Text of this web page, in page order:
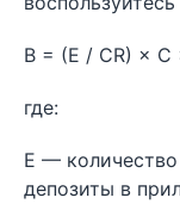
B = (E / CR) × C
где:
E —
депозиты в